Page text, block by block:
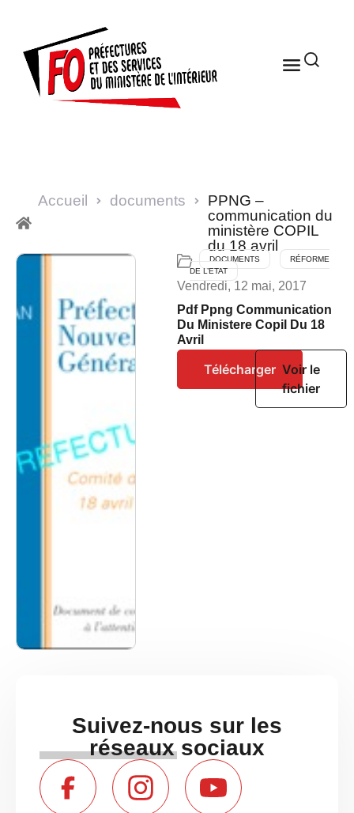
Accueil documents
PPNG –
communication du
ministère COPIL
du 18 avril
DOCUMENTS
RÉFORME
DE L’ETAT
Vendredi, 12 mai, 2017
Pdf Ppng Communication
Du Ministere Copil Du 18
Avril
Télécharger Voir le
fichier
Suivez-nous sur les
réseaux sociaux